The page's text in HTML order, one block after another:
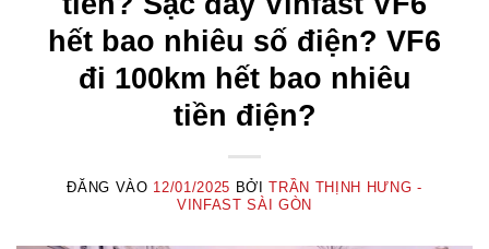
hết bao nhiêu số điện? VF6
đi 100km hết bao nhiêu
tiền điện?
ĐĂNG VÀO 12/01/2025 BỞITRẦN THỊNH HƯNG -
VINFAST SÀI GÒN